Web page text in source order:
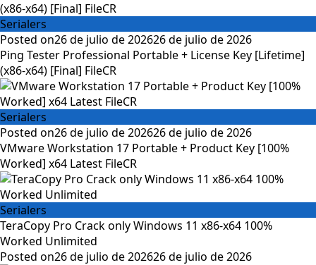
Serialers
Posted on26 de julio de 202626 de julio de 2026
Ping Tester Professional Portable + License Key [Lifetime]
(x86-x64) [Final] FileCR
Serialers
Posted on26 de julio de 202626 de julio de 2026
VMware Workstation 17 Portable + Product Key [100%
Worked] x64 Latest FileCR
Serialers
TeraCopy Pro Crack only Windows 11 x86-x64 100%
Worked Unlimited
Posted on26 de julio de 202626 de julio de 2026